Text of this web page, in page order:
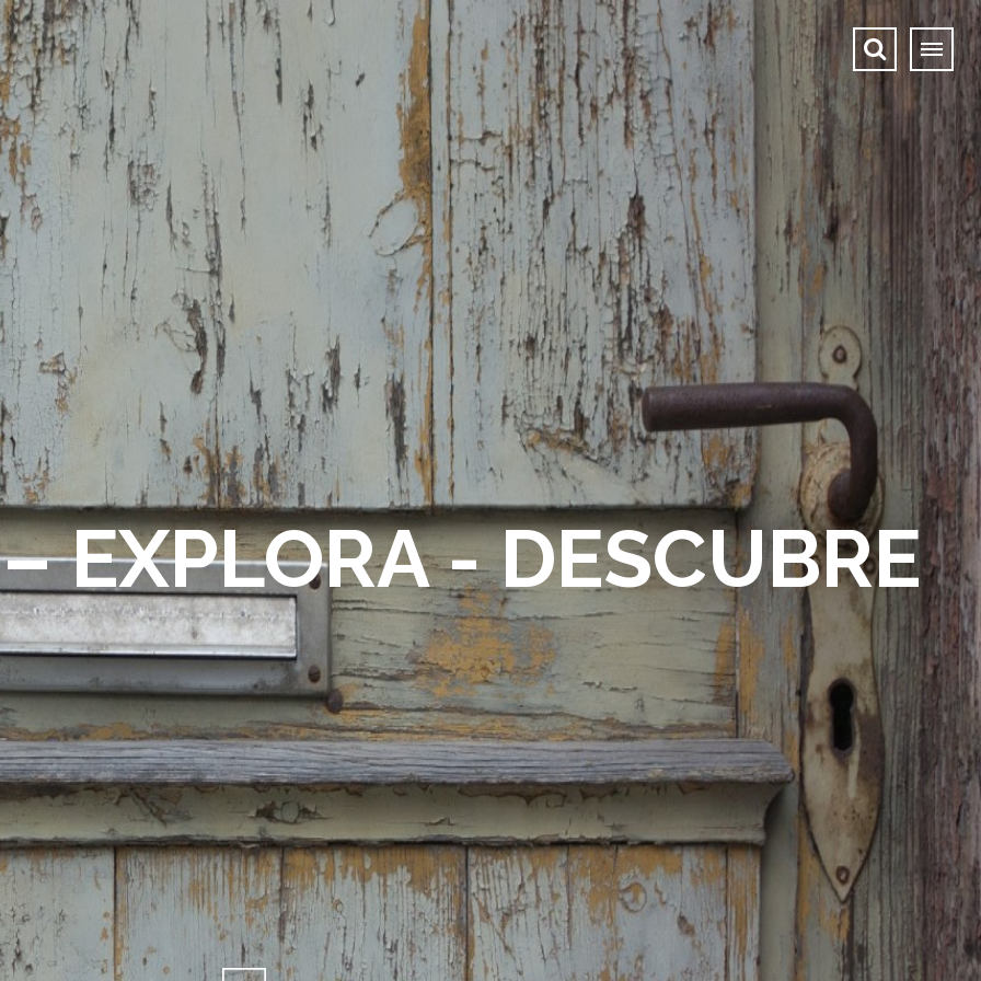
EXPLORA - DESCUBRE